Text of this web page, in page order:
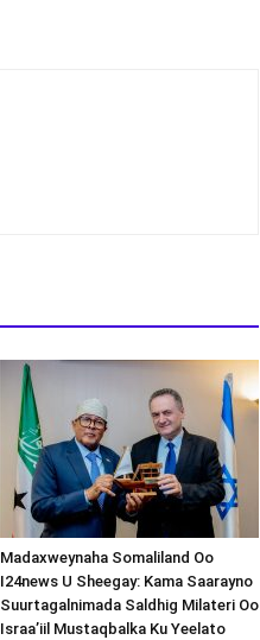
Madaxweynaha Somaliland Oo
I24news U Sheegay: Kama Saarayno
Suurtagalnimada Saldhig Milateri Oo
Israa’iil Mustaqbalka Ku Yeelato